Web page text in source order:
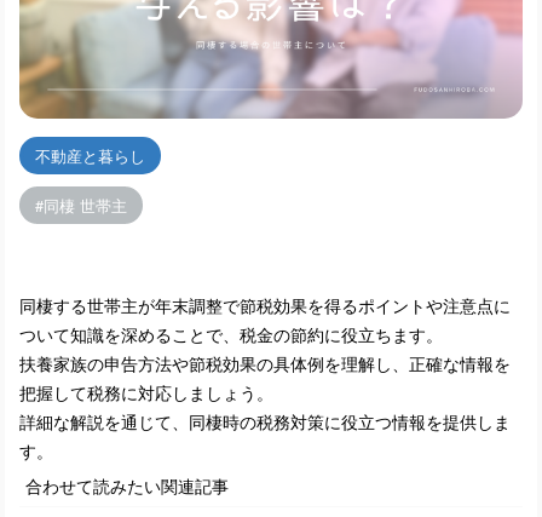
不動産と暮らし
同棲 世帯主
同棲する世帯主が年末調整で節税効果を得るポイントや注意点に
ついて知識を深めることで、税金の節約に役立ちます。
扶養家族の申告方法や節税効果の具体例を理解し、正確な情報を
把握して税務に対応しましょう。
詳細な解説を通じて、同棲時の税務対策に役立つ情報を提供しま
す。
合わせて読みたい関連記事